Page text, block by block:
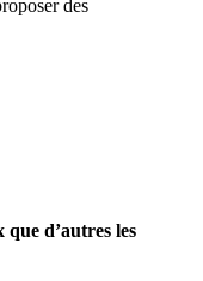
d’autres les